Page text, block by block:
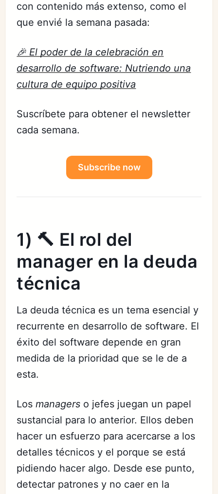
con contenido más extenso, como el
que envié la semana pasada:
🎉 El poder de la celebración en
desarrollo de software: Nutriendo una
cultura de equipo positiva
Suscríbete para obtener el newsletter
cada semana.
Subscribe now
1) 🔨 El rol del
manager en la deuda
técnica
La deuda técnica es un tema esencial y
recurrente en desarrollo de software. El
éxito del software depende en gran
medida de la prioridad que se le de a
esta.
Losmanagers o jefes juegan un papel
sustancial para lo anterior. Ellos deben
hacer un esfuerzo para acercarse a los
detalles técnicos y el porque se está
pidiendo hacer algo. Desde ese punto,
detectar patrones y no caer en la